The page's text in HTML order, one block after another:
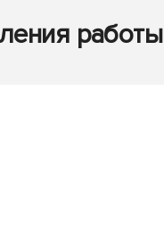
работы